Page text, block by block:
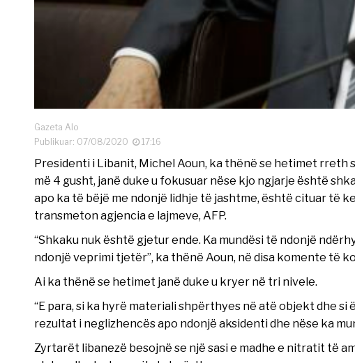
Gazeta Alo
Publikuar: 07/08/2020
17:16
Presidenti i Libanit, Michel Aoun, ka thënë se hetimet
më 4 gusht, janë duke u fokusuar nëse kjo ngjarje është
apo ka të bëjë me ndonjë lidhje të jashtme, është cituar të
transmeton agjencia e lajmeve, AFP.
“Shkaku nuk është gjetur ende. Ka mundësi të ndonjë
ndonjë veprimi tjetër”, ka thënë Aoun, në disa komente të
Ai ka thënë se hetimet janë duke u kryer në tri nivele.
“E para, si ka hyrë materiali shpërthyes në atë objekt dhe
rezultat i neglizhencës apo ndonjë aksidenti dhe nëse ka
Zyrtarët libanezë besojnë se një sasi e madhe e nitratit të